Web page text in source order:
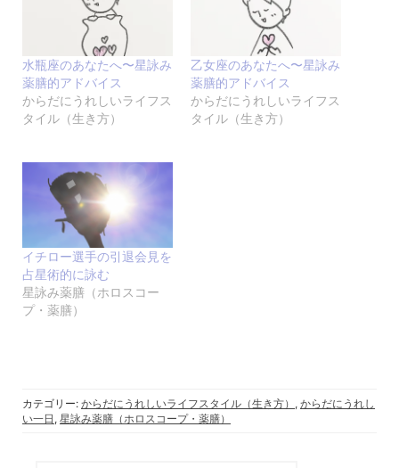
水瓶座のあなたへ〜星詠み
薬膳的アドバイス
からだにうれしいライフス
タイル（生き方）
乙女座のあなたへ〜星詠み
薬膳的アドバイス
からだにうれしいライフス
タイル（生き方）
イチロー選手の引退会見を
占星術的に詠む
星詠み薬膳（ホロスコー
プ・薬膳）
カテゴリー: からだにうれしいライフスタイル（生き方） , からだにうれし
い一日 , 星詠み薬膳（ホロスコープ・薬膳）